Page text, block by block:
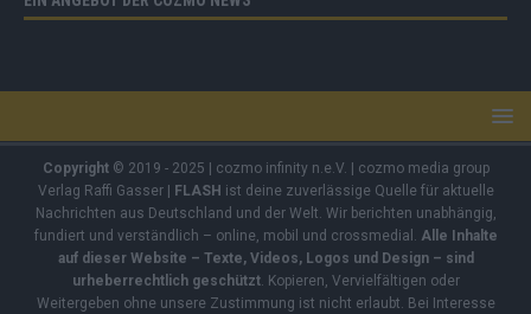
Copyright© 2019 - 2025 | cozmo infinity n.e.V. | cozmo media group
Verlag Raffi Gasser |
FLASH ist deine zuverlässige Quelle für aktuelle
Nachrichten aus Deutschland und der Welt. Wir berichten unabhängig,
fundiert und verständlich – online, mobil und crossmedial. Alle Inhalte
auf dieser Website – Texte, Videos, Logos und Design – sind
urheberrechtlich geschützt. Kopieren, Vervielfältigen oder
Weitergeben ohne unsere Zustimmung ist nicht erlaubt. Bei Interesse